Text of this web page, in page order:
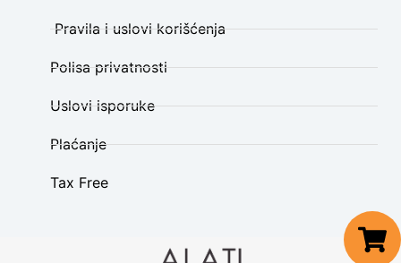
Pravila i uslovi korišćenja
Polisa privatnosti
Uslovi isporuke
Plaćanje
Tax Free